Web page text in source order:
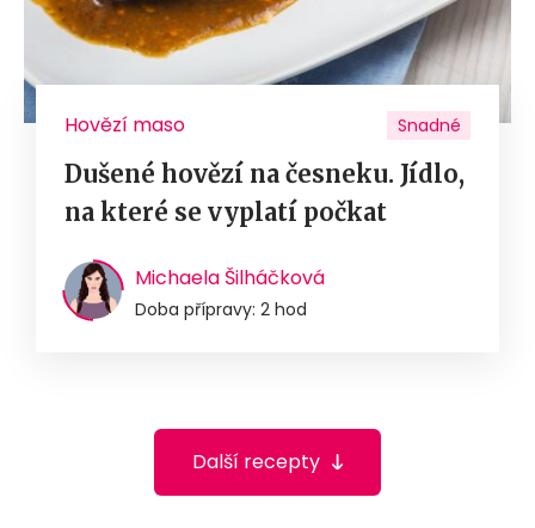
Hovězí maso Snadné
Dušené hovězí na česneku. Jídlo,
na které se vyplatí počkat
Michaela Šilháčková
Doba přípravy: 2 hod
Další recepty